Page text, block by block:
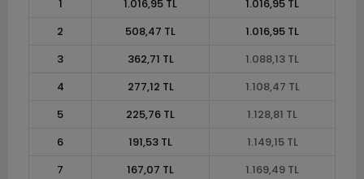
1
1.016,95 TL
1.016,95 TL
2
508,47 TL
1.016,95 TL
3
362,71 TL
1.088,13 TL
4
277,12 TL
1.108,47 TL
5
225,76 TL
1.128,81 TL
6
191,53 TL
1.149,15 TL
7
167,07 TL
1.169,49 TL